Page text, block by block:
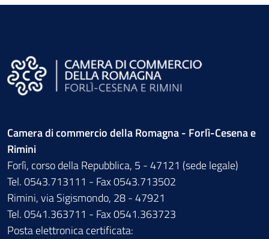
Camera di commercio della Romagna - Forlì-Cesena e
Rimini
Forlì, corso della Repubblica, 5 - 47121 (sede legale)
Tel. 0543.713111 - Fax 0543.713502
Rimini, via Sigismondo, 28 - 47921
Tel. 0541.363711 - Fax 0541.363723
Posta elettronica certificata: